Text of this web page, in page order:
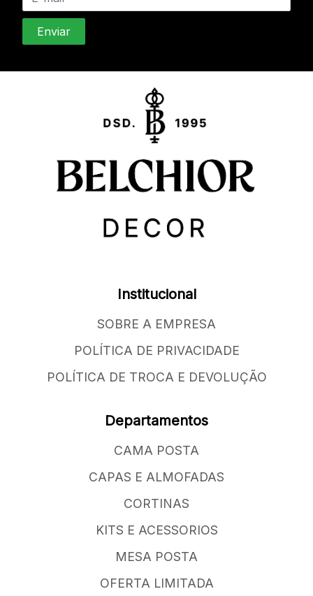
Institucional
SOBRE A EMPRESA
POLÍTICA DE PRIVACIDADE
POLÍTICA DE TROCA E DEVOLUÇÃO
Departamentos
CAMA POSTA
CAPAS E ALMOFADAS
CORTINAS
KITS E ACESSORIOS
MESA POSTA
OFERTA LIMITADA